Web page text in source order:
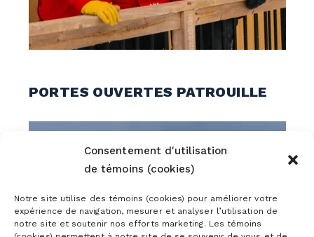
Consentement d'utilisation
de témoins (cookies)
Notre site utilise des témoins (cookies) pour améliorer votre
expérience de navigation, mesurer et analyser l’utilisation de
notre site et soutenir nos efforts marketing. Les témoins
PORTES OUVERTES PATROUILLE